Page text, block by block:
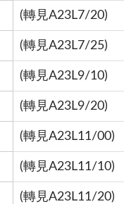
(轉見A23L7/20)
(轉見A23L7/25)
(轉見A23L9/10)
(轉見A23L9/20)
(轉見A23L11/00)
(轉見A23L11/10)
(轉見A23L11/20)